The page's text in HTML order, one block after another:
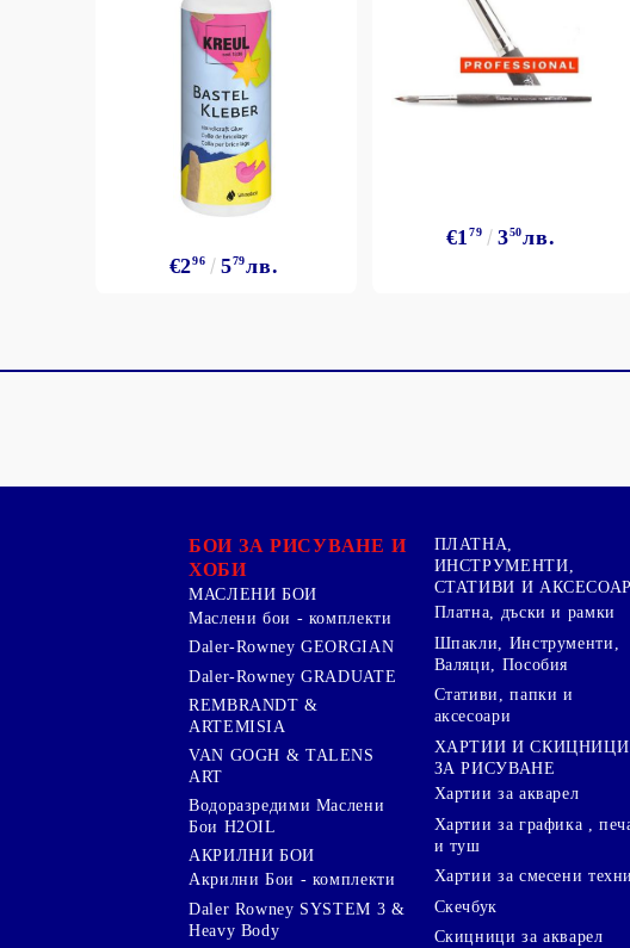
€296 579лв.
€179 350лв.
БОИ ЗА РИСУВАНЕ И
ХОБИ
МАСЛЕНИ БОИ
Маслени бои - комплекти
Daler-Rowney GEORGIAN
Daler-Rowney GRADUATE
REMBRANDT &
ARTEMISIA
VAN GOGH & TALENS
ART
Водоразредими Маслени
Бои H2OIL
АКРИЛНИ БОИ
Акрилни Бои - комплекти
Daler Rowney SYSTEM 3 &
Heavy Body
ПЛАТНА,
ИНСТРУМЕНТИ,
СТАТИВИ И
Платна, дъски и рамки
Шпакли, Инструменти,
Валяци, Пособия
Стативи, папки и
аксесоари
ХАРТИИ И СКИЦНИЦИ
ЗА РИСУВАНЕ
Хартии за акварел
Хартии за графика ,
и туш
Хартии за смесени
Скечбук
Скицници за акварел